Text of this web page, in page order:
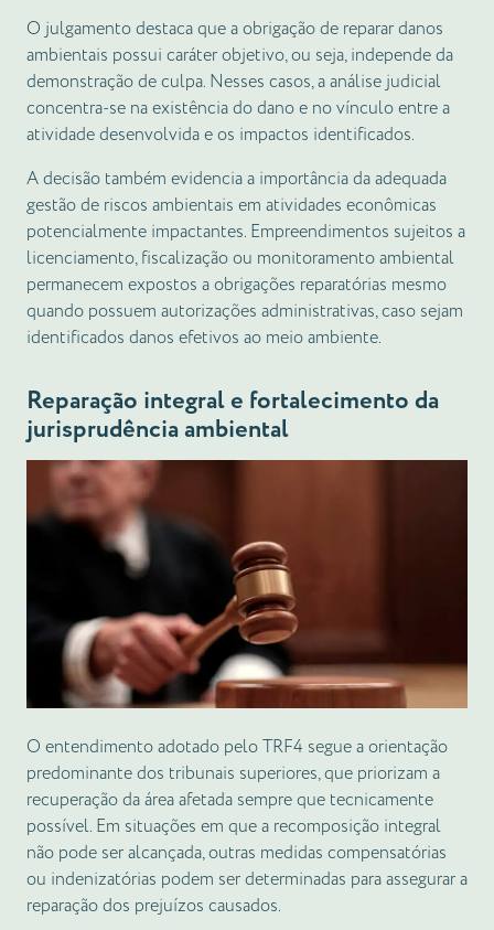
O julgamento destaca que a obrigação de reparar danos
ambientais possui caráter objetivo, ou seja, independe da
demonstração de culpa. Nesses casos, a análise judicial
concentra-se na existência do dano e no vínculo entre a
atividade desenvolvida e os impactos identificados.
A decisão também evidencia a importância da adequada
gestão de riscos ambientais em atividades econômicas
potencialmente impactantes. Empreendimentos sujeitos a
licenciamento, fiscalização ou monitoramento ambiental
permanecem expostos a obrigações reparatórias mesmo
quando possuem autorizações administrativas, caso sejam
identificados danos efetivos ao meio ambiente.
Reparação integral e fortalecimento da
jurisprudência ambiental
O entendimento adotado pelo TRF4 segue a orientação
predominante dos tribunais superiores, que priorizam a
recuperação da área afetada sempre que tecnicamente
possível. Em situações em que a recomposição integral
não pode ser alcançada, outras medidas compensatórias
ou indenizatórias podem ser determinadas para assegurar a
reparação dos prejuízos causados.